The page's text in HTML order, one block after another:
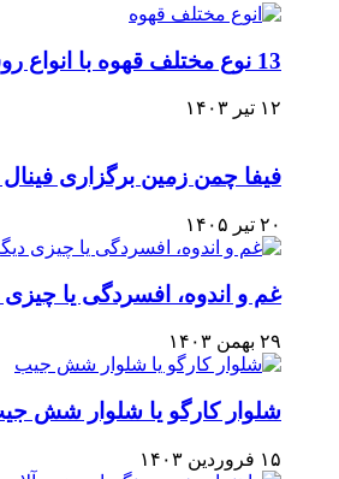
13 نوع مختلف قهوه با انواع روش های دم آوری
۱۲ تیر ۱۴۰۳
فیفا چمن زمین برگزاری فینال جام جهانی ۲۰۲۶ را
۲۰ تیر ۱۴۰۵
غم و اندوه، افسردگی یا
۲۹ بهمن ۱۴۰۳
شلوار کارگو یا شلوار شش
۱۵ فروردین ۱۴۰۳